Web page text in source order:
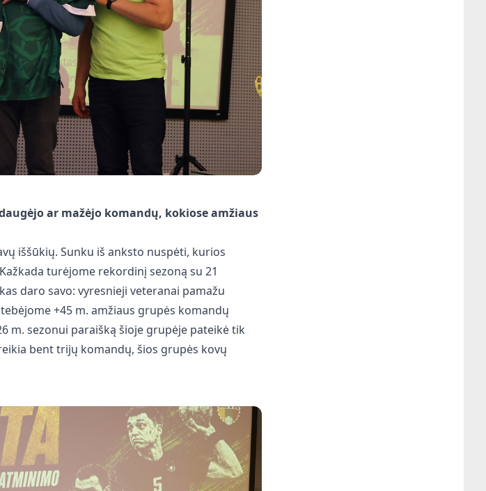
ar mažėjo komandų, kokiose amžiaus
iššūkių. Sunku iš anksto nuspėti, kurios
turėjome rekordinį sezoną su 21
daro savo: vyresnieji veteranai pamažu
+45 m. amžiaus grupės komandų
m. sezonui paraišką šioje grupėje pateikė tik
bent trijų komandų, šios grupės kovų